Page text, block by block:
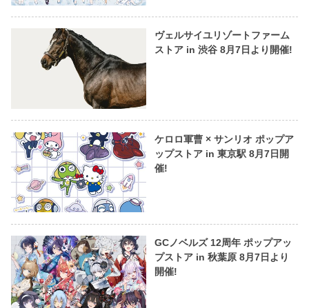
ヴェルサイユリゾートファーム
ストア in 渋谷 8月7日より開催!
ケロロ軍曹 × サンリオ ポップア
ップストア in 東京駅 8月7日開
催!
GCノベルズ 12周年 ポップアッ
プストア in 秋葉原 8月7日より
開催!